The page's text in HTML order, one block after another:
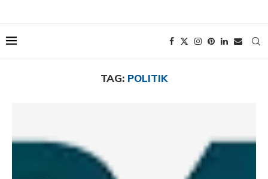
TAG: POLITIK